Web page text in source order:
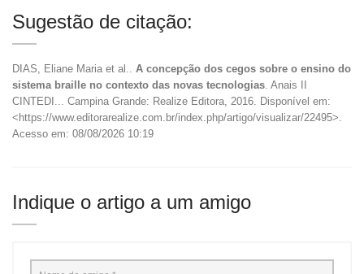
Sugestão de citação:
DIAS, Eliane Maria et al.. A concepção dos cegos sobre o ensino do
sistema braille no contexto das novas tecnologias . Anais II
CINTEDI... Campina Grande: Realize Editora, 2016. Disponível em:
<https://www.editorarealize.com.br/index.php/artigo/visualizar/22495>.
Acesso em: 08/08/2026 10:19
Indique o artigo a um amigo